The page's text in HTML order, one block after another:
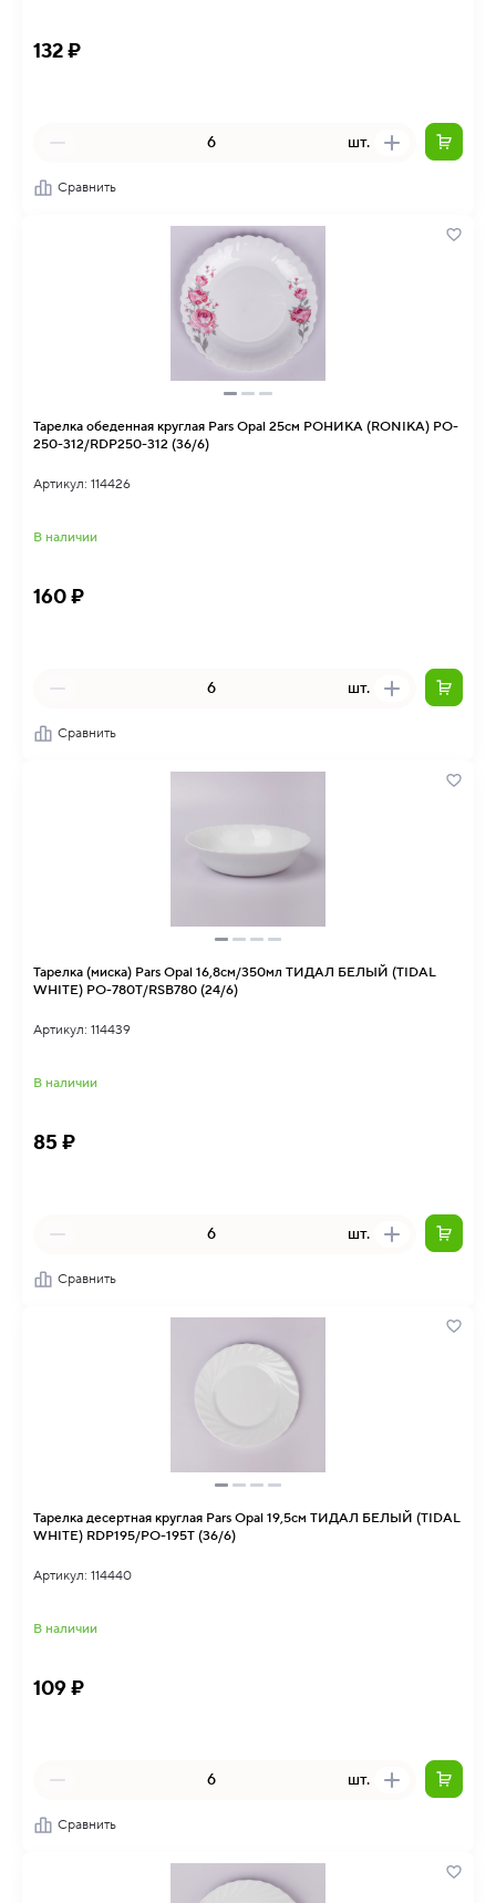
132 ₽
шт.
Сравнить
Тарелка обеденная круглая Pars Opal 25см РОНИКА (RONIKA) PO-
250-312/RDP250-312 (36/6)
Артикул: 114426
В наличии
160 ₽
шт.
Сравнить
Тарелка (миска) Pars Opal 16,8см/350мл ТИДАЛ БЕЛЫЙ (TIDAL
WHITE) PO-780T/RSB780 (24/6)
Артикул: 114439
В наличии
85 ₽
шт.
Сравнить
Тарелка десертная круглая Pars Opal 19,5см ТИДАЛ БЕЛЫЙ (TIDAL
WHITE) RDP195/PO-195T (36/6)
Артикул: 114440
В наличии
109 ₽
шт.
Сравнить